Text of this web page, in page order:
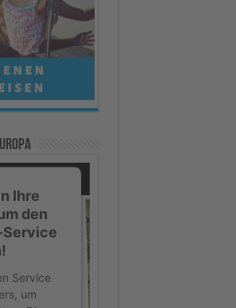
Ihre
den
Service
Service
um